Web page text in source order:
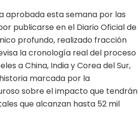
aprobada esta semana por las
publicarse en el Diario Oficial de
profundo, realizado fracción
la cronología real del proceso
a China, India y Corea del Sur,
marcada por la
sobre el impacto que tendrán
que alcanzan hasta 52 mil